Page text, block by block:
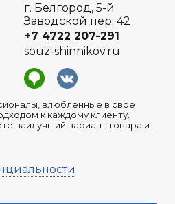
влюбленные в свое
к каждому клиенту.
наилучший вариант товара и
г. Белгород, 5-й
Заводской пер. 42
+7 4722 207-291
souz-shinnikov.ru